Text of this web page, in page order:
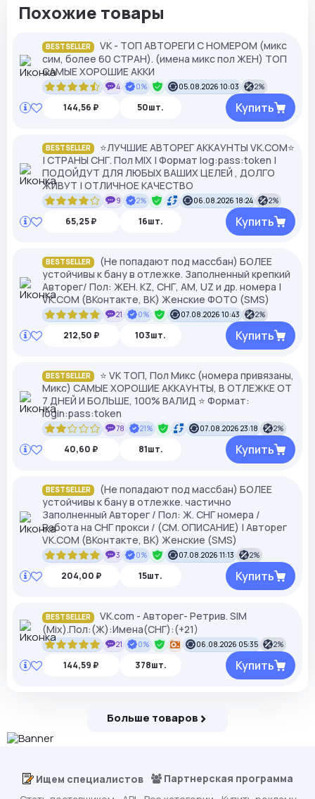
Похожие товары
BESTSELLER
VK - ТОП АВТОРЕГИ С НОМЕРОМ (микс
сим, более 60 СТРАН). (имена микс пол ЖЕН) ТОП
САМЫЕ ХОРОШИЕ АККИ
4 0% 05.08.2026 10:03 2%
144,56 ₽ 50шт. Купить
BESTSELLER
⭐️ЛУЧШИЕ АВТОРЕГ АККАУНТЫ VK.COM⭐️
| СТРАНЫ СНГ. Пол MIX | Формат log:pass:token |
ПОДОЙДУТ ДЛЯ ЛЮБЫХ ВАШИХ ЦЕЛЕЙ , ДОЛГО
ЖИВУТ | ОТЛИЧНОЕ КАЧЕСТВО
9 2% 06.08.2026 18:24 2%
65,25 ₽ 16шт. Купить
BESTSELLER
(Не попадают под массбан) БОЛЕЕ
устойчивы к бану в отлежке. Заполненный крепкий
Авторег/ Пол: ЖЕН. KZ, СНГ, АМ, UZ и др. номера |
VK.COM (ВКонтакте, ВК) Женские ФОТО (SMS)
21 0% 07.08.2026 10:43 2%
212,50 ₽ 103шт. Купить
BESTSELLER
⭐ VK ТОП, Пол Микс (номера привязаны,
Микс) САМЫЕ ХОРОШИЕ АККАУНТЫ, В ОТЛЕЖКЕ ОТ
7 ДНЕЙ И БОЛЬШЕ, 100% ВАЛИД ⭐ Формат:
login:pass:token
78 21% 07.08.2026 23:18 2%
40,60 ₽ 81шт. Купить
BESTSELLER
(Не попадают под массбан) БОЛЕЕ
устойчивы к бану в отлежке. частично
Заполненный Авторег / Пол: Ж. СНГ номера /
Работа на СНГ прокси / (СМ. ОПИСАНИЕ) | Авторег
VK.COM (ВКонтакте, ВК) Женские (SMS)
3 0% 07.08.2026 11:13 2%
204,00 ₽ 15шт. Купить
BESTSELLER
VK.com - Авторег- Ретрив. SIM
(Mix).Пол:(Ж):Имена(СНГ):(+21)
21 0% 06.08.2026 05:35 2%
144,59 ₽ 378шт. Купить
Больше товаров
Ищем специалистов
Партнерская программа